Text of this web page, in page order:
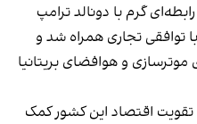
گرم با دونالد ترامپ
توافقی تجاری همراه شد و
و هوافضای بریتانیا
تقویت اقتصاد این کشور کمک